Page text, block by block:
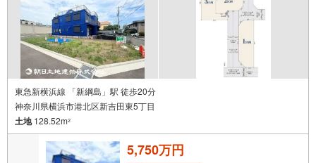
東急新横浜線 「新綱島」駅 徒歩20分
神奈川県横浜市港北区新吉田東5丁目
土地128.52m2
5,750万円